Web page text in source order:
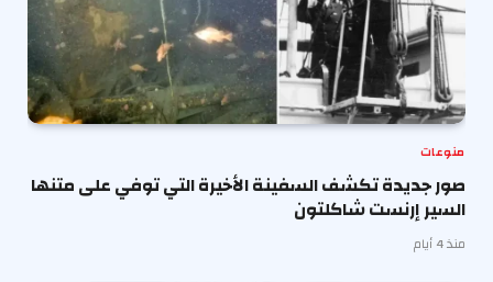
منوعات
صور جديدة تكشف السفينة الأخيرة التي توفي على متنها
السير إرنست شاكلتون
منذ 4 أيام